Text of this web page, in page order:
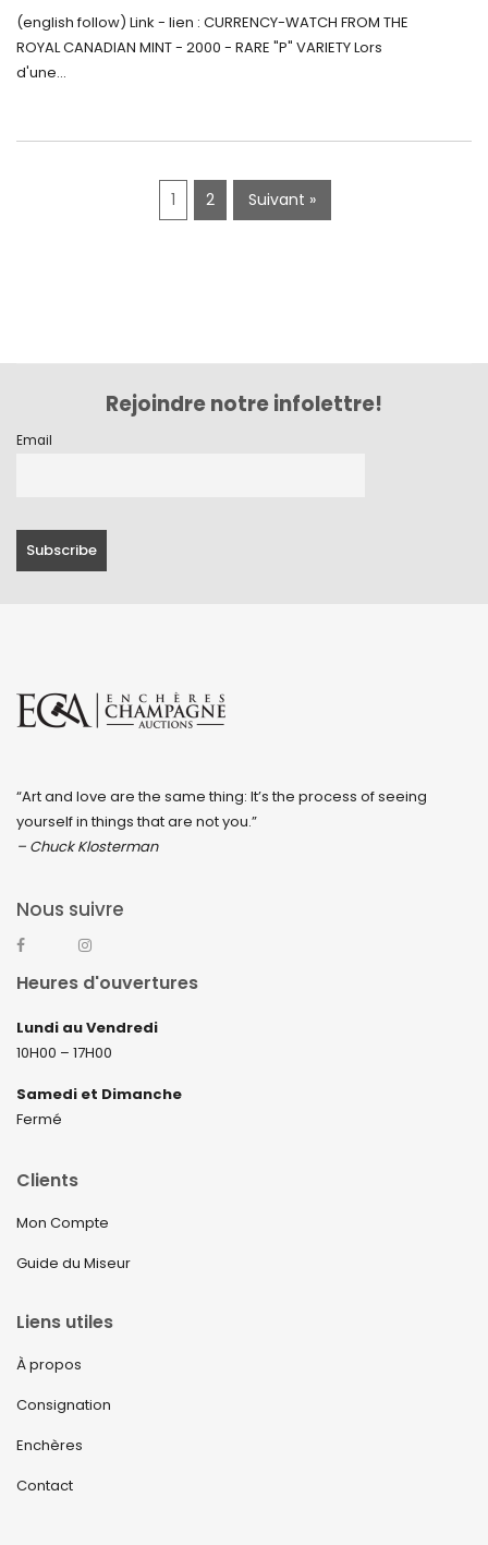
septembre 2019
juin 2019
avril 2019
Monnaie-Montre de la Monnaie Royale du
Canada (2000) Rare Variété « P »
(english follow) Link - lien : CURRENCY-WATCH FROM THE
ROYAL CANADIAN MINT - 2000 - RARE "P" VARIETY Lors
d'une...
1 2 Suivant »
Rejoindre notre infolettre!
Email
“Art and love are the same thing: It’s the process of seeing
yourself in things that are not you.”
– Chuck Klosterman
Nous suivre
Heures d'ouvertures
Lundi au Vendredi
10H00 – 17H00
Samedi et Dimanche
Fermé
Clients
Mon Compte
Guide du Miseur
Liens utiles
À propos
Consignation
Enchères
Contact